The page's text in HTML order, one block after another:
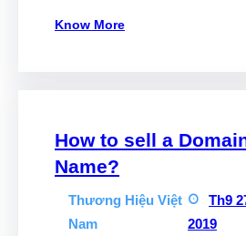
Know More
How to sell a
Name?
Thương Hiệu Việt
Nam
Th9
2019